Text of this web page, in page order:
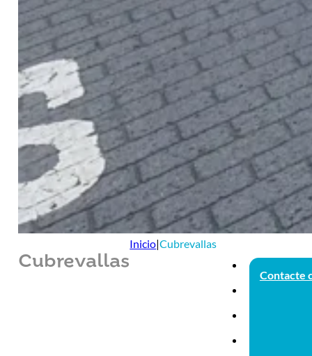
Cubrevallas
Inicio|Cubrevallas
Contacte